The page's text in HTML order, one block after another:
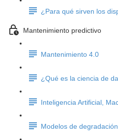
¿Para qué sirven los
Mantenimiento predictivo
Mantenimiento 4.0
¿Qué es la ciencia de
Inteligencia Artificial,
Modelos de degradación